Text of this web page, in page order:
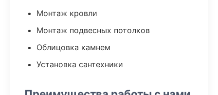
Монтаж кровли
Монтаж подвесных потолков
Облицовка камнем
Установка сантехники